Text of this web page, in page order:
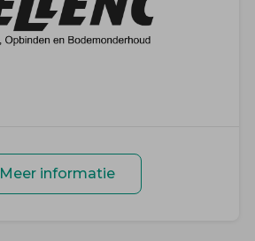
Meer informatie